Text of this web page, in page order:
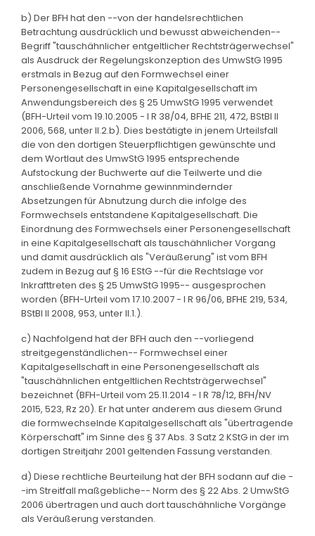
b) Der BFH hat den --von der handelsrechtlichen
Betrachtung ausdrücklich und bewusst abweichenden--
Begriff "tauschähnlicher entgeltlicher Rechtsträgerwechsel"
als Ausdruck der Regelungskonzeption des UmwStG 1995
erstmals in Bezug auf den Formwechsel einer
Personengesellschaft in eine Kapitalgesellschaft im
Anwendungsbereich des § 25 UmwStG 1995 verwendet
(BFH-Urteil vom 19.10.2005 - I R 38/04, BFHE 211, 472, BStBl II
2006, 568, unter II.2.b). Dies bestätigte in jenem Urteilsfall
die von den dortigen Steuerpflichtigen gewünschte und
dem Wortlaut des UmwStG 1995 entsprechende
Aufstockung der Buchwerte auf die Teilwerte und die
anschließende Vornahme gewinnmindernder
Absetzungen für Abnutzung durch die infolge des
Formwechsels entstandene Kapitalgesellschaft. Die
Einordnung des Formwechsels einer Personengesellschaft
in eine Kapitalgesellschaft als tauschähnlicher Vorgang
und damit ausdrücklich als "Veräußerung" ist vom BFH
zudem in Bezug auf § 16 EStG --für die Rechtslage vor
Inkrafttreten des § 25 UmwStG 1995-- ausgesprochen
worden (BFH-Urteil vom 17.10.2007 - I R 96/06, BFHE 219, 534,
BStBl II 2008, 953, unter II.1.).
c) Nachfolgend hat der BFH auch den --vorliegend
streitgegenständlichen-- Formwechsel einer
Kapitalgesellschaft in eine Personengesellschaft als
"tauschähnlichen entgeltlichen Rechtsträgerwechsel"
bezeichnet (BFH-Urteil vom 25.11.2014 - I R 78/12, BFH/NV
2015, 523, Rz 20). Er hat unter anderem aus diesem Grund
die formwechselnde Kapitalgesellschaft als "übertragende
Körperschaft" im Sinne des § 37 Abs. 3 Satz 2 KStG in der im
dortigen Streitjahr 2001 geltenden Fassung verstanden.
d) Diese rechtliche Beurteilung hat der BFH sodann auf die -
-im Streitfall maßgebliche-- Norm des § 22 Abs. 2 UmwStG
2006 übertragen und auch dort tauschähnliche Vorgänge
als Veräußerung verstanden.